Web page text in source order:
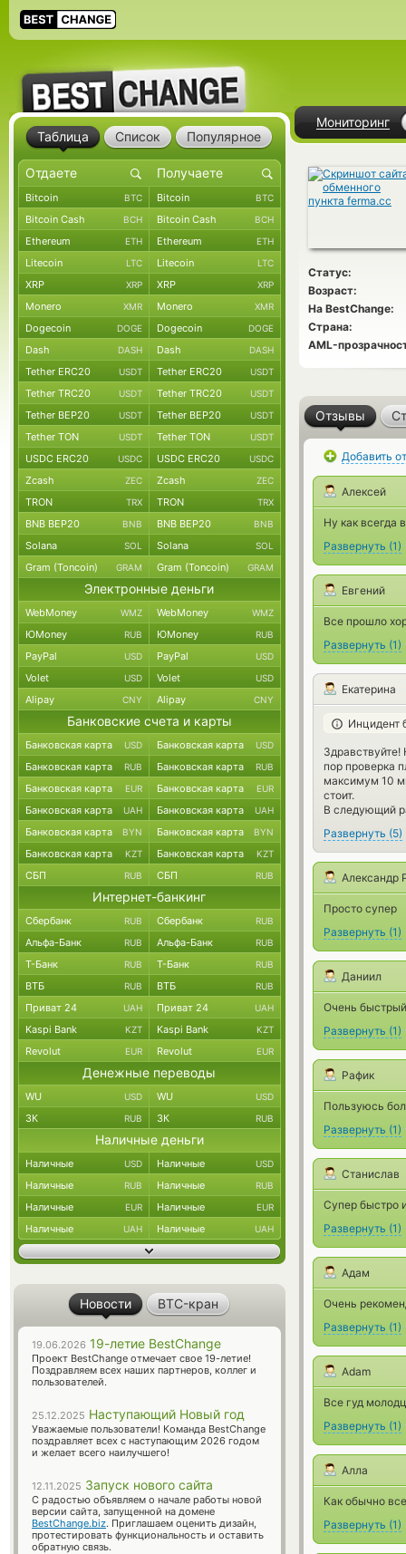
Мониторинг
Статус:
Возраст:
На BestChange:
Страна:
AML-
Отзывы
Добавить
Алексей
Ну как всегда
Развернуть (1)
Евгений
Все прошло
Развернуть (1)
Екатерина
Инцидент
пор проверка
максимум 10
стоит.
В следующий
Развернуть (5)
Александр
Просто супер
Развернуть (1)
Даниил
Очень
Развернуть (1)
Рафик
Пользуюсь
Развернуть (1)
Станислав
Супер быстро
Развернуть (1)
Адам
Очень
Развернуть (1)
Adam
Все гуд
Развернуть (1)
Алла
Как обычно
Развернуть (1)
Таблица Список Популярное
Bitcoin BTC Bitcoin BTC
Bitcoin Cash BCH Bitcoin Cash BCH
Ethereum ETH Ethereum ETH
Litecoin LTC Litecoin LTC
XRP XRP XRP XRP
Monero XMR Monero XMR
Dogecoin DOGE Dogecoin DOGE
Dash DASH Dash DASH
Tether ERC20 USDT Tether ERC20 USDT
Tether TRC20 USDT Tether TRC20 USDT
Tether BEP20 USDT Tether BEP20 USDT
Tether TON USDT Tether TON USDT
USDC ERC20 USDC USDC ERC20 USDC
Zcash ZEC Zcash ZEC
TRON TRX TRON TRX
BNB BEP20 BNB BNB BEP20 BNB
Solana SOL Solana SOL
Gram (Toncoin) GRAM Gram (Toncoin) GRAM
Электронные деньги
WebMoney WMZ WebMoney WMZ
ЮMoney RUB ЮMoney RUB
PayPal USD PayPal USD
Volet USD Volet USD
Alipay CNY Alipay CNY
Банковские счета и карты
Банковская карта USD Банковская карта USD
Банковская карта RUB Банковская карта RUB
Банковская карта EUR Банковская карта EUR
Банковская карта UAH Банковская карта UAH
Банковская карта BYN Банковская карта BYN
Банковская карта KZT Банковская карта KZT
СБП RUB СБП RUB
Интернет-банкинг
Сбербанк RUB Сбербанк RUB
Альфа-Банк RUB Альфа-Банк RUB
Т-Банк RUB Т-Банк RUB
ВТБ RUB ВТБ RUB
Приват 24 UAH Приват 24 UAH
Kaspi Bank KZT Kaspi Bank KZT
Revolut EUR Revolut EUR
Денежные переводы
WU USD WU USD
ЗК RUB ЗК RUB
Наличные деньги
Наличные USD Наличные USD
Наличные RUB Наличные RUB
Наличные EUR Наличные EUR
Наличные UAH Наличные UAH
Новости BTC-кран
19.06.2026 19-летие BestChange
Проект BestChange отмечает свое 19-летие!
Поздравляем всех наших партнеров, коллег и
пользователей.
25.12.2025 Наступающий Новый год
Уважаемые пользователи! Команда BestChange
поздравляет всех с наступающим 2026 годом
и желает всего наилучшего!
12.11.2025 Запуск нового сайта
С радостью объявляем о начале работы новой
версии сайта, запущенной на домене
BestChange.biz. Приглашаем оценить дизайн,
протестировать функциональность и оставить
обратную связь.